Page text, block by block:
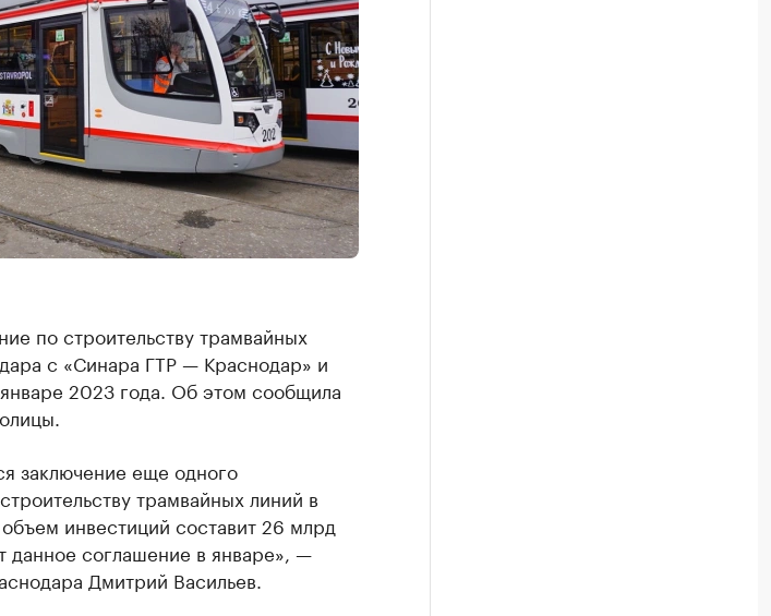
по строительству трамвайных
с «Синара ГТР — Краснодар» и
2023 года. Об этом сообщила
заключение еще одного
трамвайных линий в
инвестиций составит 26 млрд
данное соглашение в январе», —
Дмитрий Васильев.